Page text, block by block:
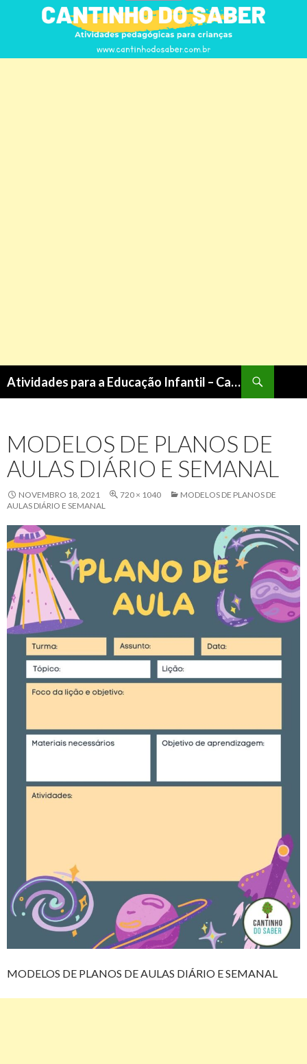
Atividades para a Educação Infantil – Cantinho do Saber
CONTEÚDO
MODELOS DE PLANOS DE
AULAS DIÁRIO E SEMANAL
NOVEMBRO 18, 2021 720 × 1040
MODELOS DE PLANOS DE
AULAS DIÁRIO E SEMANAL
MODELOS DE PLANOS DE AULAS DIÁRIO E SEMANAL